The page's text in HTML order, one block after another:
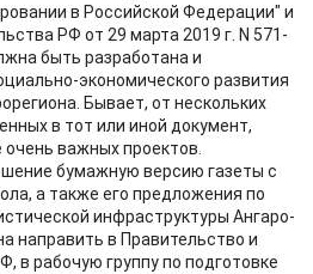
в Российской Федерации" и
РФ от 29 марта 2019 г. N 571-
быть разработана и
экономического развития
Бывает, от нескольких
в тот или иной документ,
важных проектов.
бумажную версию газеты с
а также его предложения по
инфраструктуры Ангаро-
направить в Правительство и
в рабочую группу по подготовке